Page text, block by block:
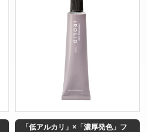
「低アルカリ」×「濃厚発色」フ